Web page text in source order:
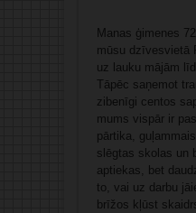
Manas ģimenes
mūsu dzīvesvietā
uz lauku mājām
Tāpēc saņemot
zibenīgi centos
mums vispār ir
pārtika,
slēgtas skolas un
aptiekas, bet
to, vai uz darbu
brīžos kļūst